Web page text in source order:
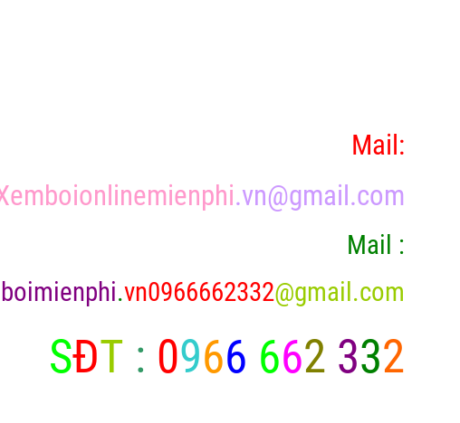
Mail:
.vn@gmail.com
Mail :
.vn0966662332@gmail.com
SĐT : 0966 662 332